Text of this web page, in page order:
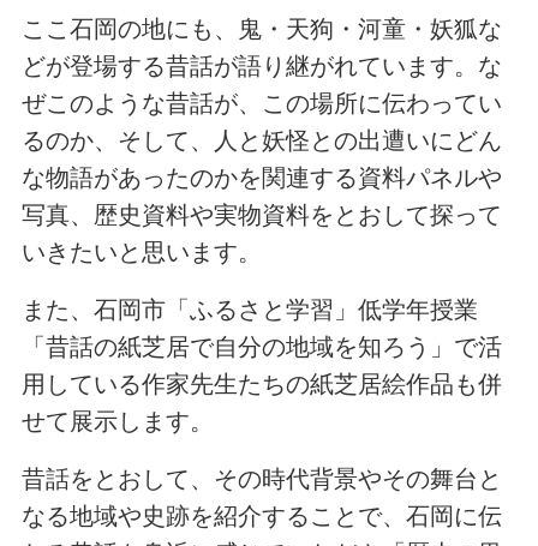
ここ石岡の地にも、鬼・天狗・河童・妖狐な
どが登場する昔話が語り継がれています。な
ぜこのような昔話が、この場所に伝わってい
るのか、そして、人と妖怪との出遭いにどん
な物語があったのかを関連する資料パネルや
写真、歴史資料や実物資料をとおして探って
いきたいと思います。
また、石岡市「ふるさと学習」低学年授業
「昔話の紙芝居で自分の地域を知ろう」で活
用している作家先生たちの紙芝居絵作品も併
せて展示します。
昔話をとおして、その時代背景やその舞台と
なる地域や史跡を紹介することで、石岡に伝